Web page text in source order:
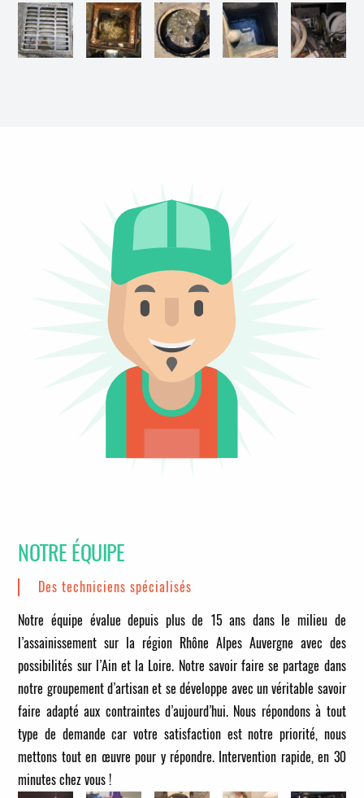
NOTRE ÉQUIPE
Des techniciens spécialisés
Notre équipe évalue depuis plus de 15 ans dans le milieu de
l’assainissement sur la région Rhône Alpes Auvergne avec des
possibilités sur l’Ain et la Loire. Notre savoir faire se partage dans
notre groupement d’artisan et se développe avec un véritable savoir
faire adapté aux contraintes d’aujourd’hui. Nous répondons à tout
type de demande car votre satisfaction est notre priorité, nous
mettons tout en œuvre pour y répondre. Intervention rapide, en 30
minutes chez vous !